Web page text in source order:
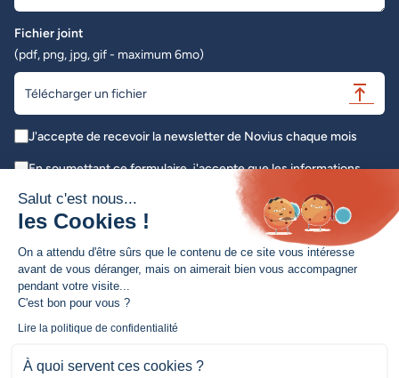
Salut c'est nous...
les Cookies !
On a attendu d'être sûrs que le contenu de ce site vous intéresse
avant de vous déranger, mais on aimerait bien vous accompagner
pendant votre visite...
C'est bon pour vous ?
Lire la politique de confidentialité
À quoi servent ces cookies ?
Fichier joint
(pdf, png, jpg, gif - maximum 6mo)
Télécharger un fichier
J'accepte de recevoir la newsletter de Novius chaque mois
En soumettant ce formulaire, j'accepte que les informations
saisies soient exploitées dans le cadre de ma demande initiale *
Envoyer
Création de site web / Refonte de site
Amélioration continue